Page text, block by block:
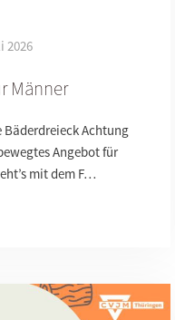
2026
Männer
Achtung
Angebot für
mit dem F…